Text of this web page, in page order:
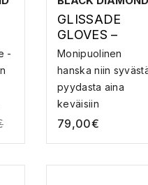
-
GLISSADE
GLOVES –
HANSKAT
Monipuolinen
hanska niin
pyydasta aina
keväisiin
vuorikiipe...
79,00€